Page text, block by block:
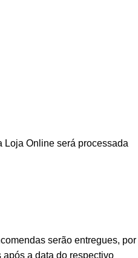
Loja Online será processada
serão entregues, por
a data do respectivo